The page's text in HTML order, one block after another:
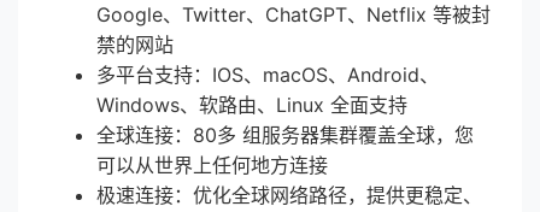
Google、Twitter、ChatGPT、Netflix 等被封
禁的网站
多平台支持：IOS、macOS、Android、
Windows、软路由、Linux 全面支持
全球连接：80多 组服务器集群覆盖全球，您
可以从世界上任何地方连接
极速连接：优化全球网络路径，提供更稳定、